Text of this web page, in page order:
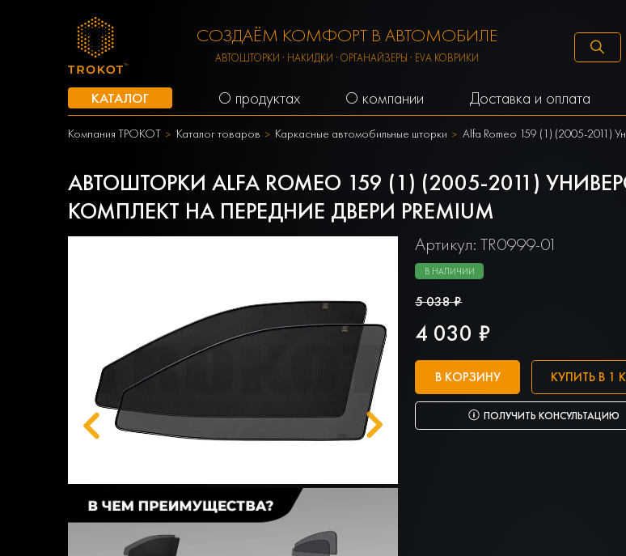
СОЗДАЁМ КОМФОРТ В АВТОМОБИЛЕ
АВТОШТОРКИ · НАКИДКИ · ОРГАНАЙЗЕРЫ · EVA КОВРИКИ
КАТАЛОГ О продуктах О компании Доставка и оплата
Компания ТРОКОТ Каталог товаров Каркасные автомобильные шторки Alfa Romeo 159 (1) (2005-2011)
АВТОШТОРКИ ALFA ROMEO 159 (1) (2005-2011)
КОМПЛЕКТ НА ПЕРЕДНИЕ ДВЕРИ PREMIUM
Артикул: TR0999-01
В НАЛИЧИИ
5 038 ₽
4 030 ₽
В КОРЗИНУ
ПОЛУЧИТЬ КОНСУЛЬТАЦИЮ